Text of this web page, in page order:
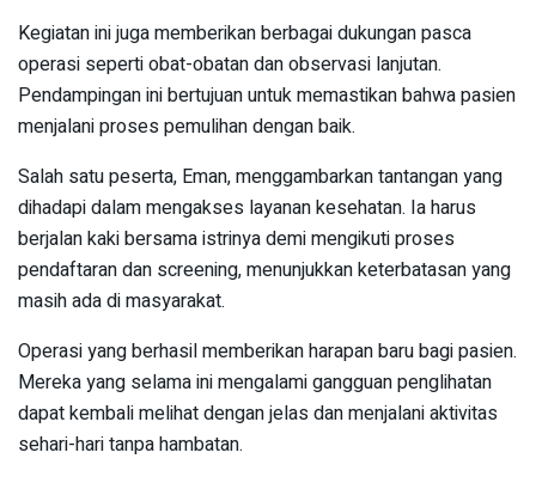
Kegiatan ini juga memberikan berbagai dukungan pasca
operasi seperti obat-obatan dan observasi lanjutan.
Pendampingan ini bertujuan untuk memastikan bahwa pasien
menjalani proses pemulihan dengan baik.
Salah satu peserta, Eman, menggambarkan tantangan yang
dihadapi dalam mengakses layanan kesehatan. Ia harus
berjalan kaki bersama istrinya demi mengikuti proses
pendaftaran dan screening, menunjukkan keterbatasan yang
masih ada di masyarakat.
Operasi yang berhasil memberikan harapan baru bagi pasien.
Mereka yang selama ini mengalami gangguan penglihatan
dapat kembali melihat dengan jelas dan menjalani aktivitas
sehari-hari tanpa hambatan.